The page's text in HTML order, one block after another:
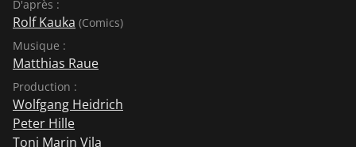
D'après :
Rolf Kauka (Comics)
Musique :
Matthias Raue
Production :
Wolfgang Heidrich
Peter Hille
Toni Marin Vila